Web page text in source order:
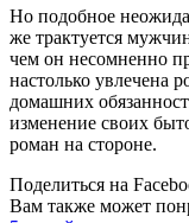
Но подобное
же трактуется
чем он несомненно
настолько увлечена
домашних
изменение своих
роман на стороне.
Поделиться на
Вам также может